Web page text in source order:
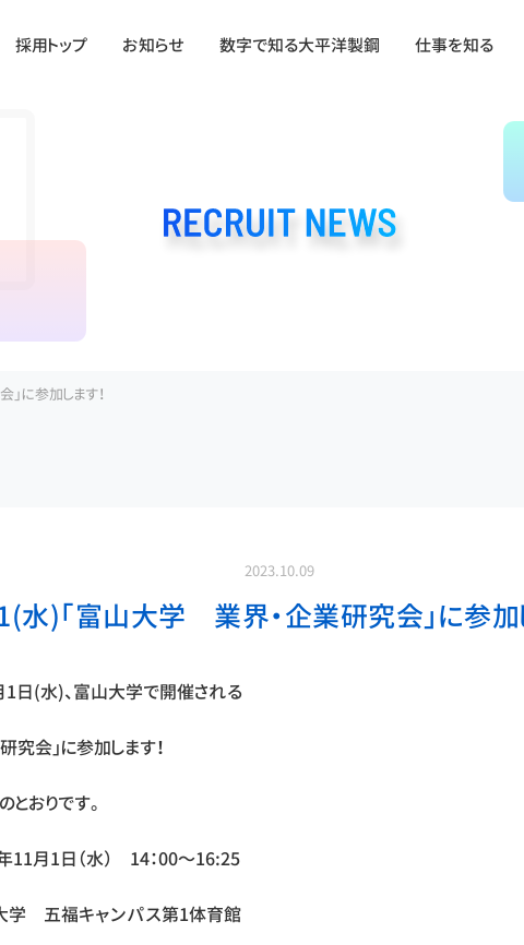
採用トップ お知らせ 数字で知る大平洋製鋼 仕事を知る
に参加します！
2023.10.09
水)「富山大学 業界・企業研究会」に参加
日(水)、富山大学で開催される
究会」に参加します！
おりです。
11月1日（水） 14：00～16:25
学 五福キャンパス第1体育館